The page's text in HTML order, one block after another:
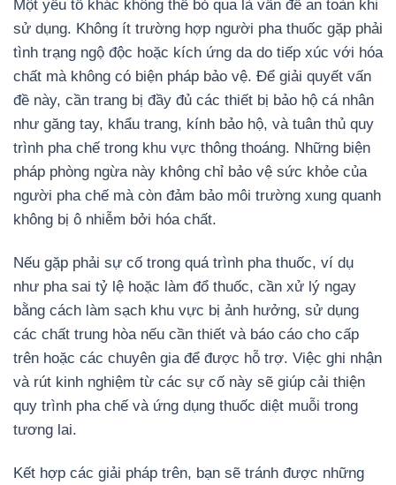
Một yếu tố khác không thể bỏ qua là vấn đề an toàn khi
sử dụng. Không ít trường hợp người pha thuốc gặp phải
tình trạng ngộ độc hoặc kích ứng da do tiếp xúc với hóa
chất mà không có biện pháp bảo vệ. Để giải quyết vấn
đề này, cần trang bị đầy đủ các thiết bị bảo hộ cá nhân
như găng tay, khẩu trang, kính bảo hộ, và tuân thủ quy
trình pha chế trong khu vực thông thoáng. Những biện
pháp phòng ngừa này không chỉ bảo vệ sức khỏe của
người pha chế mà còn đảm bảo môi trường xung quanh
không bị ô nhiễm bởi hóa chất.
Nếu gặp phải sự cố trong quá trình pha thuốc, ví dụ
như pha sai tỷ lệ hoặc làm đổ thuốc, cần xử lý ngay
bằng cách làm sạch khu vực bị ảnh hưởng, sử dụng
các chất trung hòa nếu cần thiết và báo cáo cho cấp
trên hoặc các chuyên gia để được hỗ trợ. Việc ghi nhận
và rút kinh nghiệm từ các sự cố này sẽ giúp cải thiện
quy trình pha chế và ứng dụng thuốc diệt muỗi trong
tương lai.
Kết hợp các giải pháp trên, bạn sẽ tránh được những